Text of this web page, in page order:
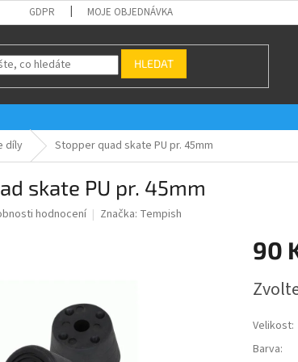
GDPR MOJE OBJEDNÁVKA
HLEDAT
díly Stopper quad skate PU pr. 45mm
skate PU pr. 45mm
hodnocení Značka: Tempish
90
cena:
Velikost:
Barva: